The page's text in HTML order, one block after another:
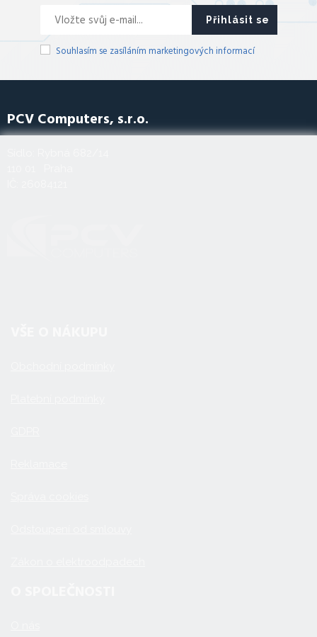
Přihlásit se
Souhlasím se zasíláním marketingových informací
PCV Computers, s.r.o.